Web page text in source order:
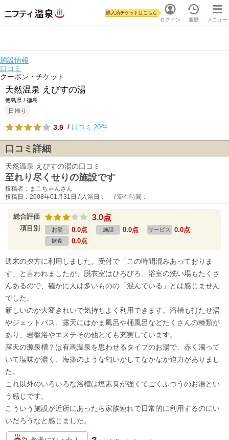
ログイン
購入済チケットはこちら
履歴 メニュー
施設情報
口コミ
クーポン・チケット
天然温泉 えびすの湯
徳島県 / 徳島
日帰り
3.9 / 口コミ 20件
口コミ詳細
天然温泉 えびすの湯の口コミ
至れり尽くせりの施設です
投稿者：まこちゃんさん
投稿日：2008年01月31日 / 入浴日： - / 滞在時間： -
総合評価 3.0点
項目別 お湯 0.0点 施設 0.0点 サービス 0.0点
飲食 0.0点
週末の夕方に利用しました。受付で「この時間混みあっておりま
す」と言われましたが、脱衣室はひろびろ、浴室の洗い場もたくさ
んあるので、確かに人は多いものの「混んでいる」とは感じません
でした。
新しいのか大変きれいで気持ちよく利用できます。浴槽も打たせ湯
やジェットバス、露天にはかま風呂や桶風呂などたくさんの種類が
あり、岩盤浴やエステその他とても充実しています。
露天の源泉槽？は有馬温泉を思わせるタイプのお湯で、赤く濁って
いて塩味が濃く、海藻のような匂いがしてなかなか迫力がありまし
た。
これ以外のいろいろな浴槽は塩素臭が強くてごくふつうのお湯とい
う感じです。
こういう施設が近所にあったら家族連れで日常的に利用するのにい
いだろうなと感じました。